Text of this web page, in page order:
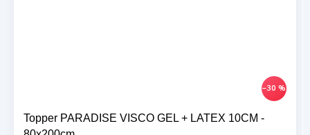
–30 %
Topper PARADISE VISCO GEL + LATEX 10CM -